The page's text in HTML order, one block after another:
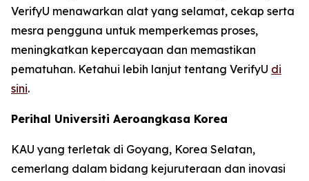
VerifyU menawarkan alat yang selamat, cekap serta
mesra pengguna untuk memperkemas proses,
meningkatkan kepercayaan dan memastikan
pematuhan. Ketahui lebih lanjut tentang VerifyU di
sini.
Perihal Universiti Aeroangkasa Korea
KAU yang terletak di Goyang, Korea Selatan,
cemerlang dalam bidang kejuruteraan dan inovasi